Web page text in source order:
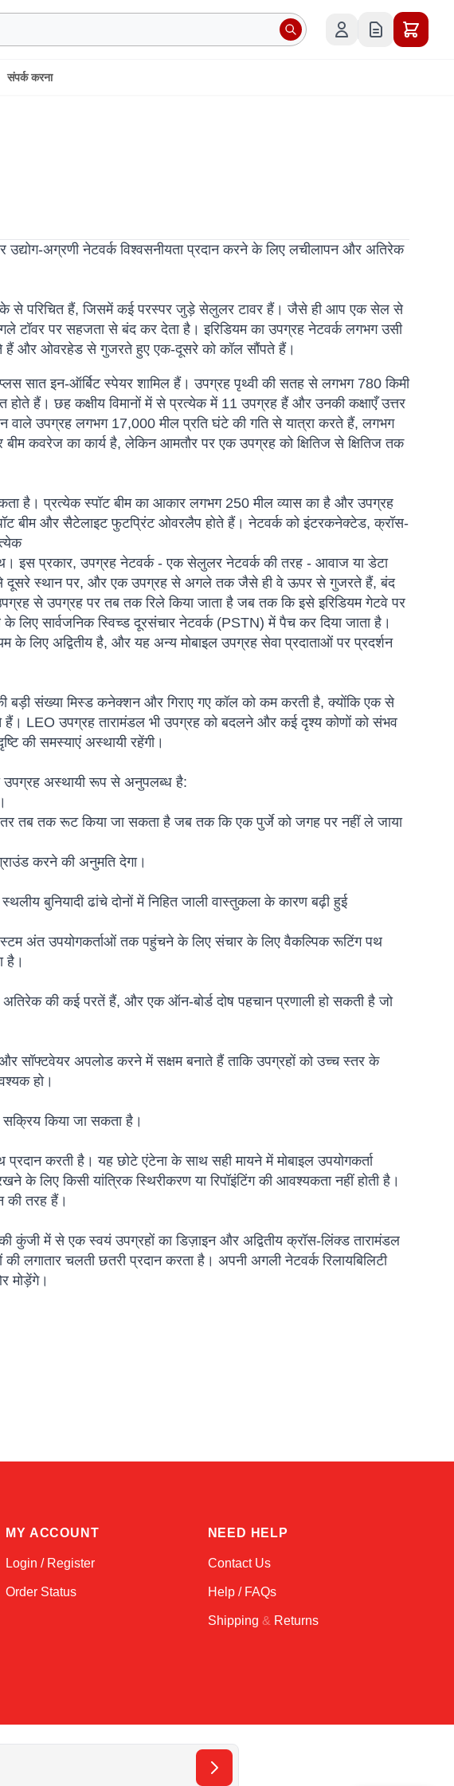
संपर्क करना
अग्रणी नेटवर्क विश्वसनीयता प्रदान करने के लिए लचीलापन और अतिरेक
से परिचित हैं, जिसमें कई परस्पर जुड़े सेलुलर टावर हैं। जैसे ही आप एक सेल से
पर सहजता से बंद कर देता है। इरिडियम का उपग्रह नेटवर्क लगभग उसी
हैं और ओवरहेड से गुजरते हुए एक-दूसरे को कॉल सौंपते हैं।
सात इन-ऑर्बिट स्पेयर शामिल हैं। उपग्रह पृथ्वी की सतह से लगभग 780 किमी
हैं। छह कक्षीय विमानों में से प्रत्येक में 11 उपग्रह हैं और उनकी कक्षाएँ उत्तर
वाले उपग्रह लगभग 17,000 मील प्रति घंटे की गति से यात्रा करते हैं, लगभग
कवरेज का कार्य है, लेकिन आमतौर पर एक उपग्रह को क्षितिज से क्षितिज तक
है। प्रत्येक स्पॉट बीम का आकार लगभग 250 मील व्यास का है और उपग्रह
बीम और सैटेलाइट फुटप्रिंट ओवरलैप होते हैं। नेटवर्क को इंटरकनेक्टेड, क्रॉस-
इस प्रकार, उपग्रह नेटवर्क - एक सेलुलर नेटवर्क की तरह - आवाज या डेटा
से दूसरे स्थान पर, और एक उपग्रह से अगले तक जैसे ही वे ऊपर से गुजरते हैं, बंद
से उपग्रह पर तब तक रिले किया जाता है जब तक कि इसे इरिडियम गेटवे पर
लिए सार्वजनिक स्विच्ड दूरसंचार नेटवर्क (PSTN) में पैच कर दिया जाता है।
लिए अद्वितीय है, और यह अन्य मोबाइल उपग्रह सेवा प्रदाताओं पर प्रदर्शन
संख्या मिस्ड कनेक्शन और गिराए गए कॉल को कम करती है, क्योंकि एक से
हैं। LEO उपग्रह तारामंडल भी उपग्रह को बदलने और कई दृश्य कोणों को संभव
की समस्याएं अस्थायी रहेंगी।
उपग्रह अस्थायी रूप से अनुपलब्ध है:
तब तक रूट किया जा सकता है जब तक कि एक पुर्जे को जगह पर नहीं ले जाया
करने की अनुमति देगा।
बुनियादी ढांचे दोनों में निहित जाली वास्तुकला के कारण बढ़ी हुई
अंत उपयोगकर्ताओं तक पहुंचने के लिए संचार के लिए वैकल्पिक रूटिंग पथ
है।
अतिरेक की कई परतें हैं, और एक ऑन-बोर्ड दोष पहचान प्रणाली हो सकती है जो
और सॉफ्टवेयर अपलोड करने में सक्षम बनाते हैं ताकि उपग्रहों को उच्च स्तर के
हो।
किया जा सकता है।
करती है। यह छोटे एंटेना के साथ सही मायने में मोबाइल उपयोगकर्ता
लिए किसी यांत्रिक स्थिरीकरण या रिपॉइंटिंग की आवश्यकता नहीं होती है।
की तरह हैं।
कुंजी में से एक स्वयं उपग्रहों का डिज़ाइन और अद्वितीय क्रॉस-लिंक्ड तारामंडल
लगातार चलती छतरी प्रदान करता है। अपनी अगली नेटवर्क रिलायबिलिटी
मोड़ेंगे।
MY ACCOUNT
Login / Register
Order Status
NEED HELP
Contact Us
Help / FAQs
Shipping & Returns